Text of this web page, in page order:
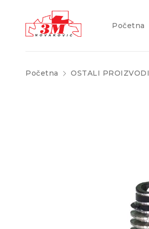
Početna
Početna OSTALI PROIZVODI